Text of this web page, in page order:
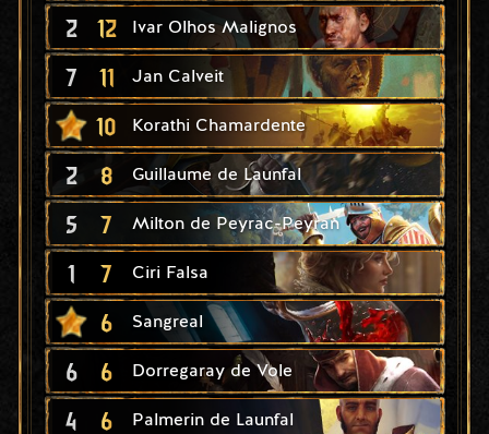
2 12 Ivar Olhos Malignos
7 11 Jan Calveit
10 Korathi Chamardente
2 8 Guillaume de Launfal
5 7 Milton de Peyrac-Peyran
1 7 Ciri Falsa
6 Sangreal
6 6 Dorregaray de Vole
4 6 Palmerin de Launfal